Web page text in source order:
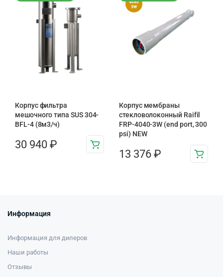
Корпус фильтра
мешочного типа SUS 304-
BFL-4 (8м3/ч)
30 940 ₽
Корпус мембраны
стекловолоконный Raifil
FRP-4040-3W (end port, 300
psi) NEW
13 376 ₽
Информация
Информация для дилеров
Наши работы
Отзывы